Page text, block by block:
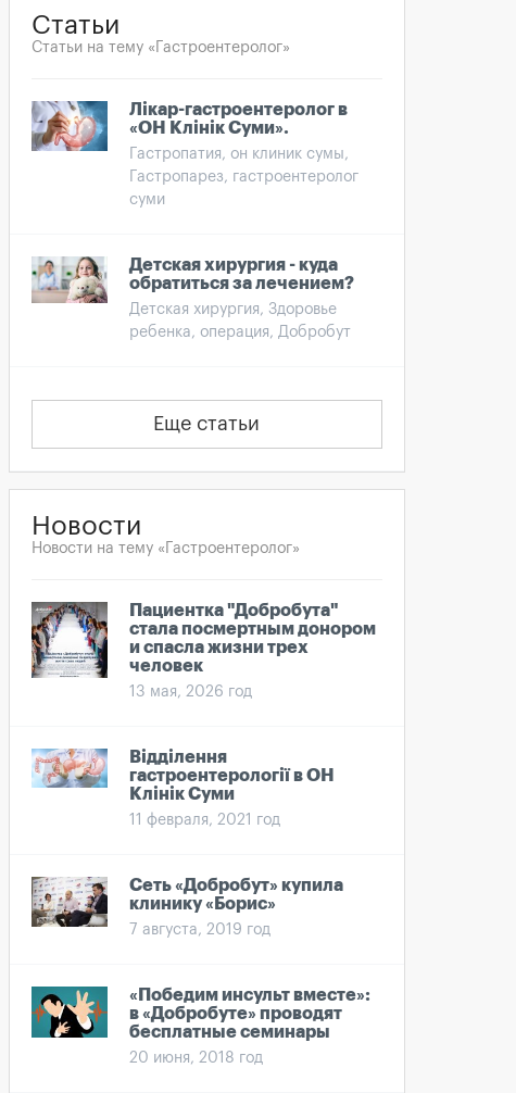
Статьи
Статьи на тему «Гастроентеролог»
Лікар-гастроентеролог в
«ОН Клінік Суми».
Гастропатия, он клиник сумы,
Гастропарез, гастроентеролог
суми
Детская хирургия - куда
обратиться за лечением?
Детская хирургия, Здоровье
ребенка, операция, Добробут
Еще статьи
Новости
Новости на тему «Гастроентеролог»
Пациентка "Добробута"
стала посмертным донором
и спасла жизни трех
человек
13 мая, 2026 год
Відділення
гастроентерології в ОН
Клінік Суми
11 февраля, 2021 год
Сеть «Добробут» купила
клинику «Борис»
7 августа, 2019 год
«Победим инсульт вместе»:
в «Добробуте» проводят
бесплатные семинары
20 июня, 2018 год